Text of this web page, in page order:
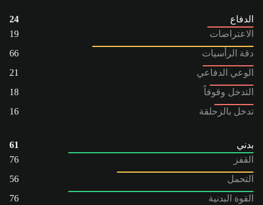
الدفاع
24
الاعتراضات
19
دقة الرأسيات
66
الوعي الدفاعي
21
التدخل وقوفاً
18
تدخل بالزحلقة
16
بدني
61
القفز
76
التحمل
56
القوة البدنية
76